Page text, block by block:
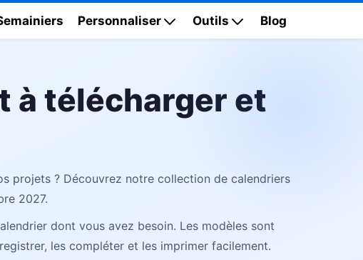
Personnaliser Outils Blog
à télécharger et
projets ? Découvrez notre collection de calendriers
2027.
dont vous avez besoin. Les modèles sont
les compléter et les imprimer facilement.